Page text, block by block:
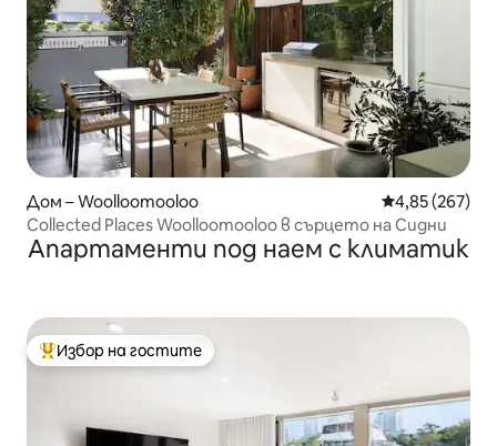
Дом – Woolloomooloo Средна
4,85 (267)
Collected Places Woolloomooloo в сърцето на Сидни
Апартаменти под наем с климатик
Най-популярен избор на гостите
Избор на гостите